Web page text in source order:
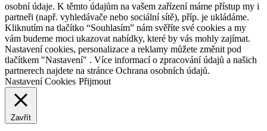
osobní údaje. K těmto údajům na vašem zařízení máme přístup my i
partneři (např. vyhledávače nebo sociální sítě), příp. je ukládáme.
Kliknutím na tlačítko “Souhlasím” nám svěříte své cookies a my
vám budeme moci ukazovat nabídky, které by vás mohly zajímat.
Nastavení cookies, personalizace a reklamy můžete změnit pod
tlačítkem "Nastavení" . Více informací o zpracování údajů a našich
partnerech najdete na stránce Ochrana osobních údajů.
Nastavení Cookies Přijmout
Zavřít